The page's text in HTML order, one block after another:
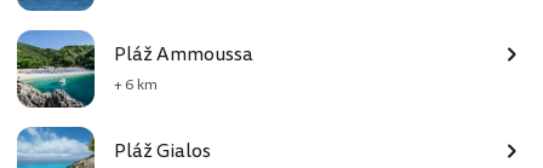
Pláž Ammoussa
+ 6 km
Pláž Gialos